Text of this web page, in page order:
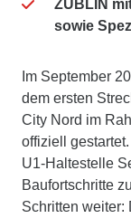
ZÜBLIN
sowie
Im September
dem ersten
City Nord im
offiziell
U1-Haltestelle
Baufortschritte
Schritten weiter: